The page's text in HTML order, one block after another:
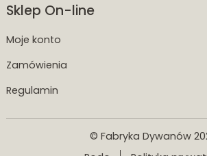
Sklep On-line
Moje konto
Zamówienia
Regulamin
© Fabryka Dywanów